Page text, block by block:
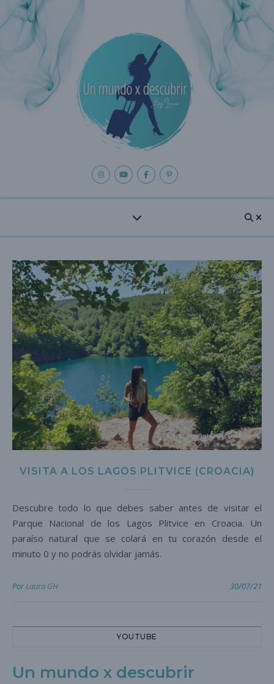
VISITA A LOS LAGOS PLITVICE (CROACIA)
Descubre todo lo que debes saber antes de visitar el
Parque Nacional de los Lagos Plitvice en Croacia. Un
paraíso natural que se colará en tu corazón desde el
minuto 0 y no podrás olvidar jamás.
PorLaura GH 30/07/21
YOUTUBE
Un mundo x descubrir